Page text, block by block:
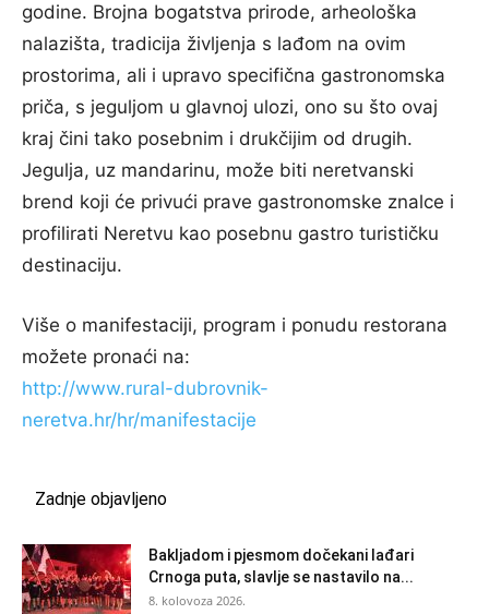
godine. Brojna bogatstva prirode, arheološka
nalazišta, tradicija življenja s lađom na ovim
prostorima, ali i upravo specifična gastronomska
priča, s jeguljom u glavnoj ulozi, ono su što ovaj
kraj čini tako posebnim i drukčijim od drugih.
Jegulja, uz mandarinu, može biti neretvanski
brend koji će privući prave gastronomske znalce i
profilirati Neretvu kao posebnu gastro turističku
destinaciju.
Više o manifestaciji, program i ponudu restorana
možete pronaći na:
http://www.rural-dubrovnik-
neretva.hr/hr/manifestacije
Zadnje objavljeno
Bakljadom i pjesmom dočekani lađari
Crnoga puta, slavlje se nastavilo na...
8. kolovoza 2026.